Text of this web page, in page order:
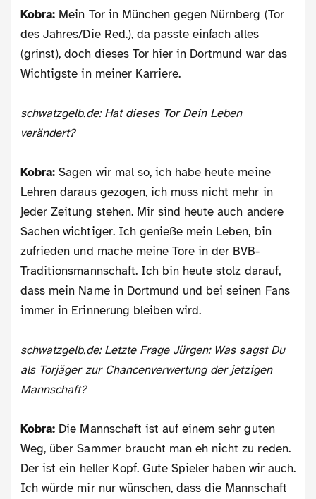
Kobra: Mein Tor in München gegen Nürnberg (Tor
des Jahres/Die Red.), da passte einfach alles
(grinst), doch dieses Tor hier in Dortmund war das
Wichtigste in meiner Karriere.
schwatzgelb.de: Hat dieses Tor Dein Leben
verändert?
Kobra: Sagen wir mal so, ich habe heute meine
Lehren daraus gezogen, ich muss nicht mehr in
jeder Zeitung stehen. Mir sind heute auch andere
Sachen wichtiger. Ich genieße mein Leben, bin
zufrieden und mache meine Tore in der BVB-
Traditionsmannschaft. Ich bin heute stolz darauf,
dass mein Name in Dortmund und bei seinen Fans
immer in Erinnerung bleiben wird.
schwatzgelb.de: Letzte Frage Jürgen: Was sagst Du
als Torjäger zur Chancenverwertung der jetzigen
Mannschaft?
Kobra: Die Mannschaft ist auf einem sehr guten
Weg, über Sammer braucht man eh nicht zu reden.
Der ist ein heller Kopf. Gute Spieler haben wir auch.
Ich würde mir nur wünschen, dass die Mannschaft